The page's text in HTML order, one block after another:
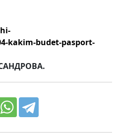
kakim-budet-pasport-